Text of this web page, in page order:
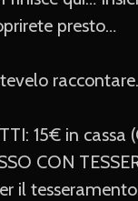
presto…
15€ in cassa
CON
il